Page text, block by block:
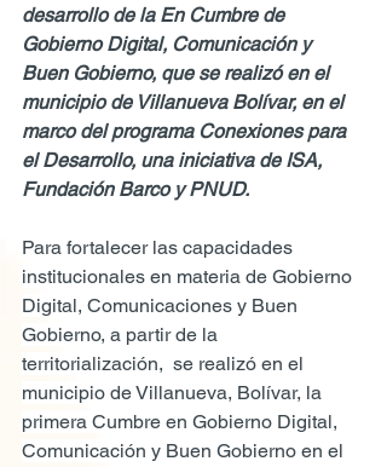
desarrollo de la En Cumbre de
Gobierno Digital, Comunicación y
Buen Gobierno, que se realizó en el
municipio de Villanueva Bolívar, en el
marco del programa Conexiones para
el Desarrollo, una iniciativa de ISA,
Fundación Barco y PNUD.
Para fortalecer las capacidades
institucionales en materia de Gobierno
Digital, Comunicaciones y Buen
Gobierno, a partir de la
territorialización,  se realizó en el
municipio de Villanueva, Bolívar, la
primera Cumbre en Gobierno Digital,
Comunicación y Buen Gobierno en el